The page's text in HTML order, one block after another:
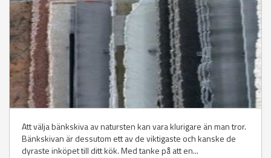
Att välja bänkskiva av natursten kan vara klurigare än man tror.
Bänkskivan är dessutom ett av de viktigaste och kanske de
dyraste inköpet till ditt kök. Med tanke på att en...